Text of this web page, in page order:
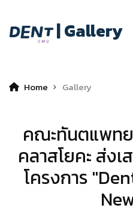
| Gallery
Home Gallery
คณะทันตแพท
คลาสโยคะ ส่งเ
โครงการ